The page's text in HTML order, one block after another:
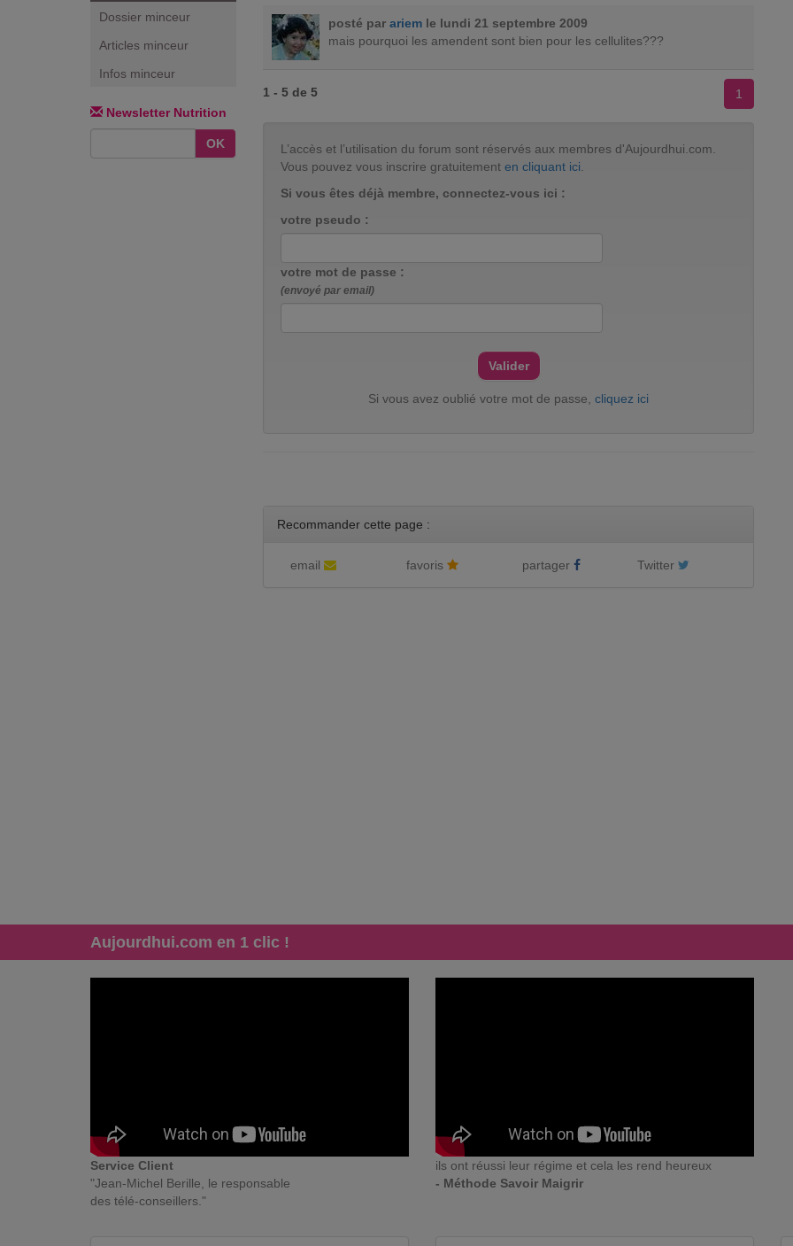
Dossier minceur
Articles minceur
Infos minceur
Newsletter Nutrition
OK
posté par ariem le lundi 21 septembre 2009
mais pourquoi les amendent sont bien pour les cellulites???
1 - 5 de 5 1
L’accès et l’utilisation du forum sont réservés aux membres d'Aujourdhui.com.
Vous pouvez vous inscrire gratuitement en cliquant ici
Si vous êtes déjà membre, connectez-vous ici :
votre pseudo :
votre mot de passe :
(envoyé par email)
Si vous avez oublié votre mot de passe, cliquez ici
Recommander cette page :
email favoris partager Twitter
Aujourdhui.com en 1 clic !
Service Client
"Jean-Michel Berille, le responsable
des télé-conseillers."
ils ont réussi leur régime et cela les rend heureux
- Méthode Savoir Maigrir